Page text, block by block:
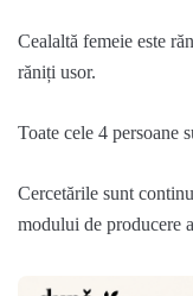
Cealaltă femeie este
răniți usor.
Toate cele 4 persoane
Cercetările sunt
modului de producere